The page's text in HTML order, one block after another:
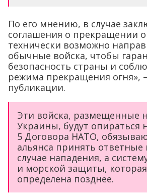
По его мнению, в случае
соглашения о прекращении
технически возможно
обычные войска, чтобы
безопасность страны и
режима прекращения огня»,
публикации.
Эти войска, размещенные
Украины, будут опираться
5 Договора НАТО,
альянса принять
случае нападения, а
и морской защиты,
определена позднее.